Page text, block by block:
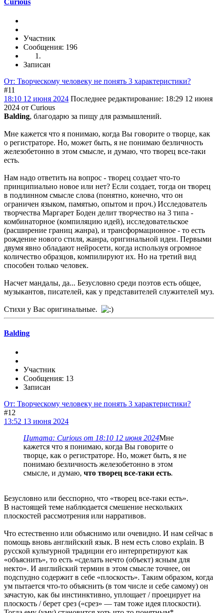
Участник
Сообщения: 196
Записан
От: Творческому человеку не понять 3 характеристики?
#11
18:10 12 июня 2024 Последнее редактирование: 18:29 12 июня
2024 от Curious
Balding, благодарю за пищу для размышлений.
Мне кажется что я понимаю, когда Вы говорите о творце, как
о регистраторе. Но, может быть, я не понимаю безличность
железобетонно в этом смысле, и думаю, что творец все-таки
есть.
Нам надо ответить на вопрос - творец создает что-то
принципиально новое или нет? Если создает, тогда он творец
в подлинном смысле слова (понятно, конечно, что он
ограничен языком, памятью, опытом и проч.) Исследователь
творчества Маргарет Боден делит творчество на 3 типа -
комбинаторное (компиляцию идей), исследовательское
(расширение границ жанра), и трансформационное - то есть
рождение нового стиля, жанра, оригинальной идеи. Первыми
двумя явно обладают нейросети, когда используя огромное
количество образцов, компилируют их. Но на третий вид
способен только человек.
Насчет мандалы, да... Безусловно среди поэтов есть общее,
музыкантов, писателей, как у представителей служителей муз.
Стихи у Вас оригинальные.
Balding
Участник
Сообщения: 13
Записан
От: Творческому человеку не понять 3 характеристики?
#12
13:52 13 июня 2024
Цитата: Curious от 18:10 12 июня 2024Мне
кажется что я понимаю, когда Вы говорите о
творце, как о регистраторе. Но, может быть, я не
понимаю безличность железобетонно в этом
смысле, и думаю, что творец все-таки есть.
Безусловно или бесспорно, что «творец все-таки есть».
В настоящей теме наблюдается смешение нескольких
плоскостей рассмотрения или нарративов.
Что естественно или объяснимо или очевидно. И нам сейчас в
помощь вновь английский язык. В нем есть слово explain. В
русской культурной традиции его интерпретируют как
«объяснить», то есть «сделать нечто (объект) ясным для
некто». И английский термин в этом смысле точнее, он
подспудно содержит в себе «плоскость». Таким образом, когда
ум пытается что-то объяснить (в том числе и себе самому) он
зачастую, как бы инстинктивно, уплощает / проецирует на
плоскость / берет срез («срез» — там тоже идея плоскости).